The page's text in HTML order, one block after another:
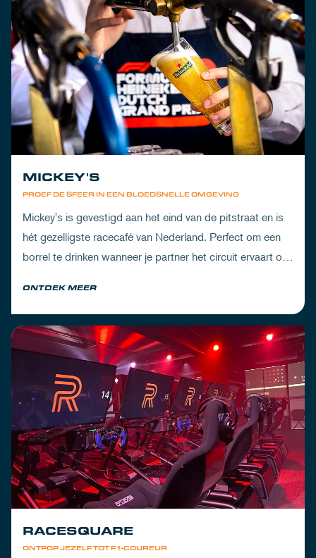
PROEF DE SFEER IN EEN BLOEDSNELLE OMGEVING
MICKEY'S
Mickey's is gevestigd aan het eind van de pitstraat en is
hét gezelligste racecafé van Nederland. Perfect om een
borrel te drinken wanneer je partner het circuit ervaart of
ONTDEK MEER
ONTPOP JEZELF TOT F1-COUREUR
RACESQUARE